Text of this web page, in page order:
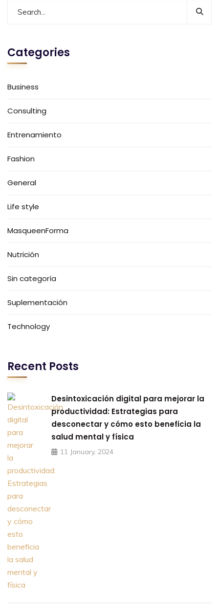
Categories
Business
Consulting
Entrenamiento
Fashion
General
Life style
MasqueenForma
Nutrición
Sin categoría
Suplementación
Technology
Recent Posts
Desintoxicación digital para mejorar la
productividad: Estrategias para
desconectar y cómo esto beneficia la
salud mental y física
11 January, 2024